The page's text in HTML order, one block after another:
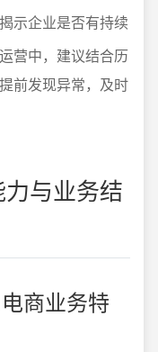
示企业是否有持续
营中，建议结合历
前发现异常，及时
与业务结
商业务特